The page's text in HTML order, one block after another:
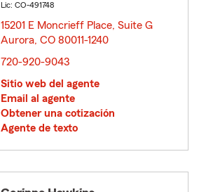
Lic: CO-491748
15201 E Moncrieff Place, Suite G
Aurora, CO 80011-1240
720-920-9043
Sitio web del agente
Email al agente
Obtener una cotización
Agente de texto